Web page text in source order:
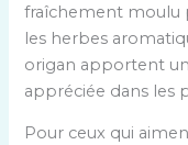
fraîchement moulu
les herbes
origan apportent
appréciée dans les
Pour ceux qui